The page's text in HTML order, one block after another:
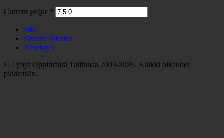
Current ye@r *
Info
Sivusto lukuina
Yhteistyö
© Lyhyt Oppimäärä Tallinnaa 2009-2026. Kaikki oikeudet
pidätetään.